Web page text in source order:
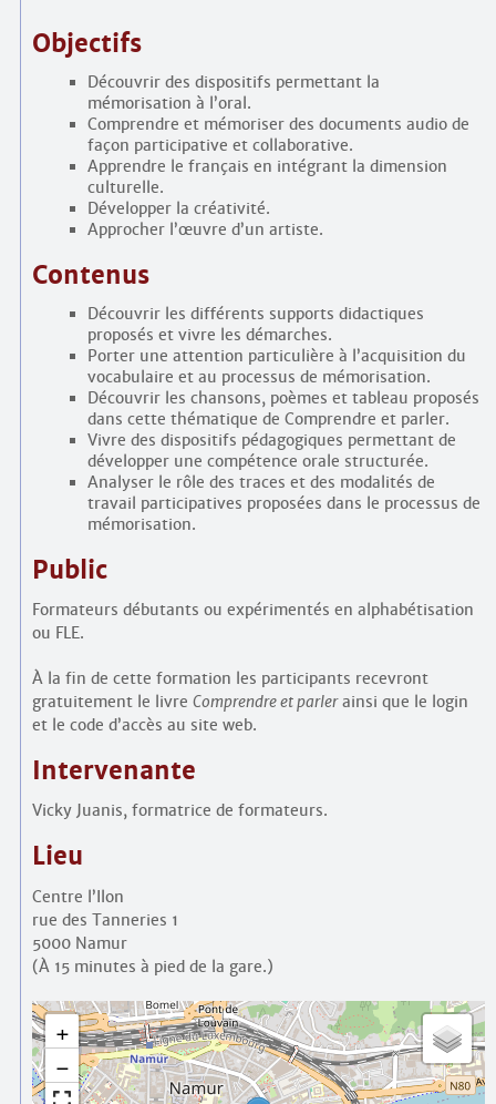
Objectifs
Découvrir des dispositifs permettant la
mémorisation à l’oral.
Comprendre et mémoriser des documents audio de
façon participative et collaborative.
Apprendre le français en intégrant la dimension
culturelle.
Développer la créativité.
Approcher l’œuvre d’un artiste.
Contenus
Découvrir les différents supports didactiques
proposés et vivre les démarches.
Porter une attention particulière à l’acquisition du
vocabulaire et au processus de mémorisation.
Découvrir les chansons, poèmes et tableau proposés
dans cette thématique de Comprendre et parler.
Vivre des dispositifs pédagogiques permettant de
développer une compétence orale structurée.
Analyser le rôle des traces et des modalités de
travail participatives proposées dans le processus de
mémorisation.
Public
Formateurs débutants ou expérimentés en alphabétisation
ou FLE.
À la fin de cette formation les participants recevront
gratuitement le livre Comprendre et parlerainsi que le login
et le code d’accès au site web.
Intervenante
Vicky Juanis, formatrice de formateurs.
Lieu
Centre l’Ilon
rue des Tanneries 1
5000 Namur
(À 15 minutes à pied de la gare.)
+
−